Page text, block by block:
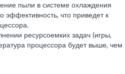
пыли в системе охлаждения
эффективность, что приведет к
ресурсоемких задач (игры,
процессора будет выше, чем